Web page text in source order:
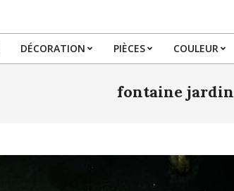
Primary
Menu
DÉCORATION PIÈCES COULEUR
fontaine jardin